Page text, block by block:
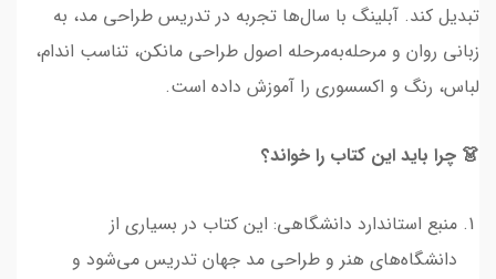
تبدیل کند. آبلینگ با سال‌ها تجربه در تدریس طراحی مد، به
زبانی روان و مرحله‌به‌مرحله اصول طراحی مانکن، تناسب اندام،
لباس، رنگ و اکسسوری را آموزش داده است.
👗 چرا باید این کتاب را خواند؟
منبع استاندارد دانشگاهی: این کتاب در بسیاری از
دانشگاه‌های هنر و طراحی مد جهان تدریس می‌شود و